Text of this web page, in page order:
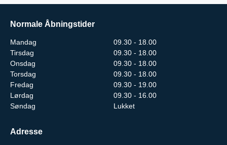
Normale Åbningstider
Mandag
09.30 - 18.00
Tirsdag
09.30 - 18.00
Onsdag
09.30 - 18.00
Torsdag
09.30 - 18.00
Fredag
09.30 - 19.00
Lørdag
09.30 - 16.00
Søndag
Lukket
Adresse